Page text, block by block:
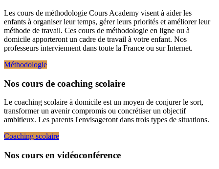
Les cours de méthodologie Cours Academy visent à aider les
enfants à organiser leur temps, gérer leurs priorités et améliorer leur
méthode de travail. Ces cours de méthodologie en ligne ou à
domicile apporteront un cadre de travail à votre enfant. Nos
professeurs interviennent dans toute la France ou sur Internet.
Méthodologie
Nos cours de coaching scolaire
Le coaching scolaire à domicile est un moyen de conjurer le sort,
transformer un avenir compromis ou concrétiser un objectif
ambitieux. Les parents l'envisageront dans trois types de situations.
Coaching scolaire
Nos cours en vidéoconférence